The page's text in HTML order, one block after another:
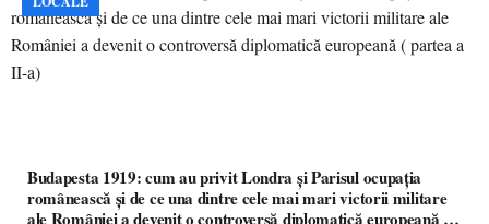
Budapesta 1919: cum au privit Londra și Parisul ocupația
românească și de ce una dintre cele mai mari victorii militare
ale României a devenit o controversă diplomatică europeană (